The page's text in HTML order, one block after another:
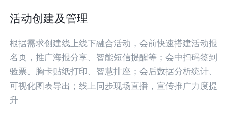
活动创建及管理
根据需求创建线上线下融合活动，会前快速搭建活动报
名页，推广海报分享、智能短信提醒等；会中扫码签到
验票、胸卡贴纸打印、智慧排座；会后数据分析统计、
可视化图表导出；线上同步现场直播，宣传推广力度提
升